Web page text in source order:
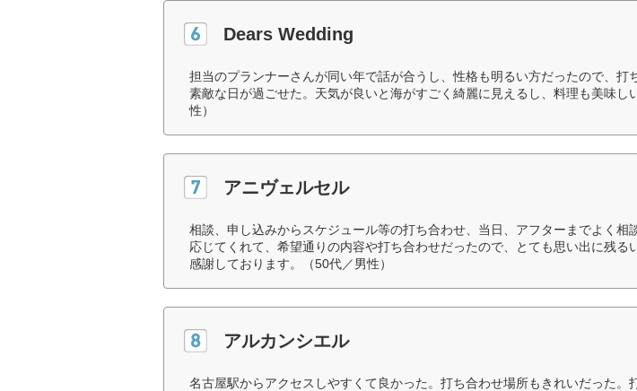
Dears Wedding
担当のプランナーさんが同い年で話が合うし、性格も明るい方だったので、打
素敵な日が過ごせた。天気が良いと海がすごく綺麗に見えるし、料理も美味し
性）
アニヴェルセル
相談、申し込みからスケジュール等の打ち合わせ、当日、アフターまでよく相
応じてくれて、希望通りの内容や打ち合わせだったので、とても思い出に残る
感謝しております。（50代／男性）
アルカンシエル
名古屋駅からアクセスしやすくて良かった。打ち合わせ場所もきれいだった。